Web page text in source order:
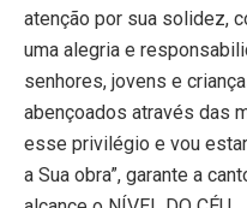
atenção por sua solidez,
uma alegria e
senhores, jovens e
abençoados através das
esse privilégio e vou
a Sua obra”, garante a